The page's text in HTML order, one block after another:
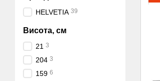
HELVETIA 39
Висота, см
21 3
204 3
159 6